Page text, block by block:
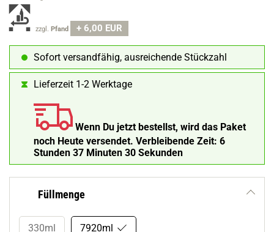
zzgl. Pfand + 6,00 EUR
Sofort versandfähig, ausreichende Stückzahl
Lieferzeit 1-2 Werktage
Wenn Du jetzt bestellst, wird das Paket
noch Heute versendet. Verbleibende Zeit: 6
Stunden 37 Minuten 29 Sekunden
Füllmenge
330ml 7920ml